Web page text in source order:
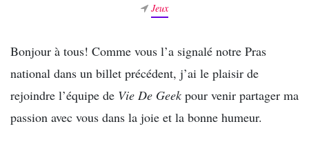
Jeux
Bonjour à tous! Comme vous l’a signalé notre Pras
national dans un billet précédent, j’ai le plaisir de
rejoindre l’équipe de Vie De Geek pour venir partager ma
passion avec vous dans la joie et la bonne humeur.